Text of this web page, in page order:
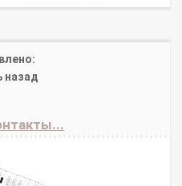
назад